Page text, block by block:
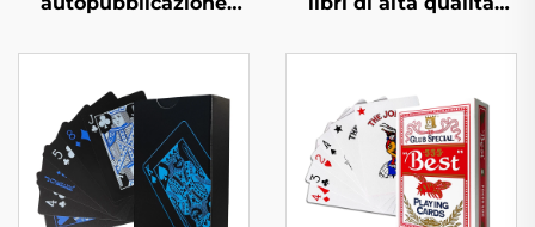
rigida personalizzata
romanzi per adulti
romance libro con
copertina rigida in lino
libri rilegati, libri
quantità con stampa
ai bordi spruzzati